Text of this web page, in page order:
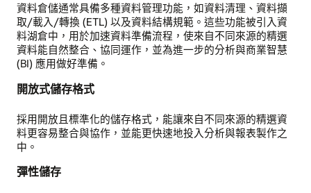
資料倉儲通常具備多種資料管理功能，如資料清理、資料擷
取/載入/轉換 (ETL) 以及資料結構規範。這些功能被引入資
料湖倉中，用於加速資料準備流程，使來自不同來源的精選
資料能自然整合、協同運作，並為進一步的分析與商業智慧
(BI) 應用做好準備。
開放式儲存格式
採用開放且標準化的儲存格式，能讓來自不同來源的精選資
料更容易整合與協作，並能更快速地投入分析與報表製作之
中。
彈性儲存